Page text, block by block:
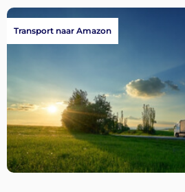
Transport naar Amazon